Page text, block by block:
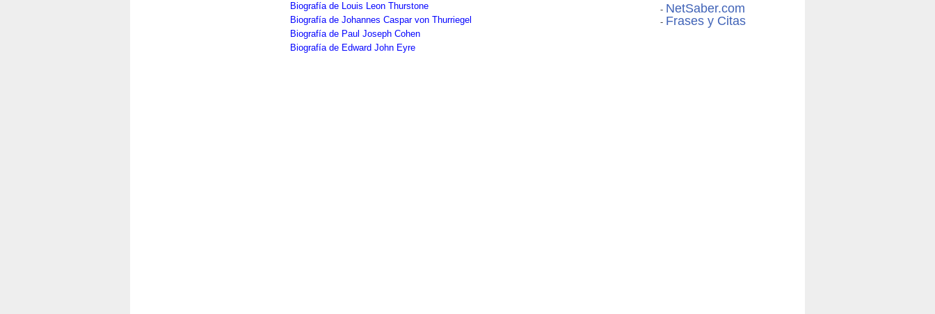
Biografía de Louis Leon Thurstone
Biografía de Johannes Caspar von Thurriegel
Biografía de Paul Joseph Cohen
Biografía de Edward John Eyre
- NetSaber.com
- Frases y Citas